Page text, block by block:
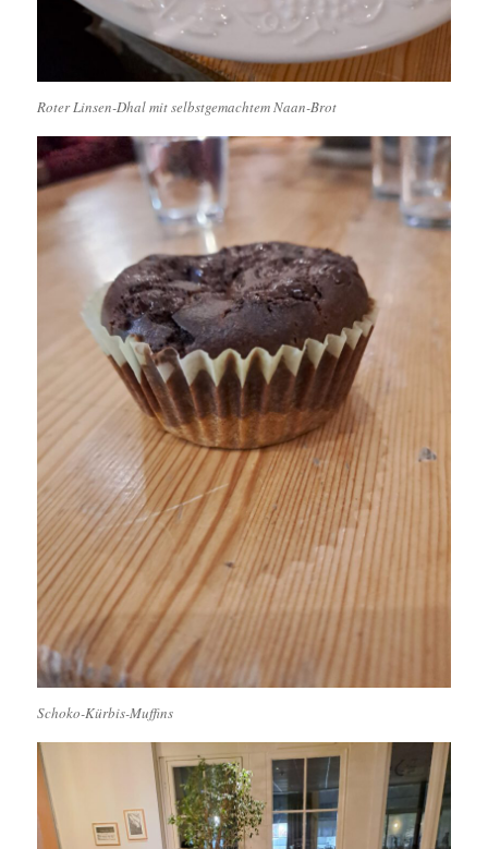
Roter Linsen-Dhal mit selbstgemachtem Naan-Brot
Schoko-Kürbis-Muffins